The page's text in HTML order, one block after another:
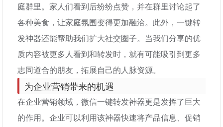
庭群里。家人们看到后纷纷点赞，并在群里讨论起了
各种美食，让家庭氛围变得更加融洽。此外，一键转
发神器还能帮助我们扩大社交圈子。当我们分享的优
质内容被更多人看到和转发时，就有可能吸引到更多
志同道合的朋友，拓展自己的人脉资源。
为企业营销带来的机遇
在企业营销领域，微信一键转发神器更是发挥了巨大
的作用。企业可以利用该神器快速将产品信息、促销